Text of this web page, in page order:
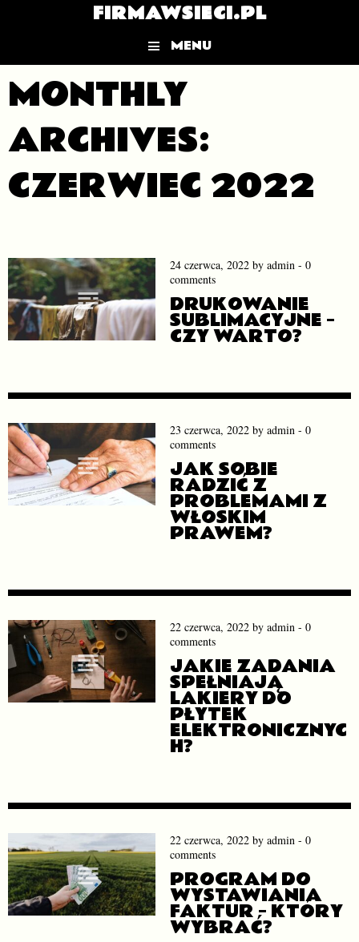
FIRMAWSIECI.PL
MENU
Skip to content
MONTHLY
ARCHIVES:
CZERWIEC 2022
24 czerwca, 2022by admin - 0
comments
DRUKOWANIE
SUBLIMACYJNE –
CZY WARTO?
23 czerwca, 2022by admin - 0
comments
JAK SOBIE
RADZIĆ Z
PROBLEMAMI Z
WŁOSKIM
PRAWEM?
22 czerwca, 2022by admin - 0
comments
JAKIE ZADANIA
SPEŁNIAJĄ
LAKIERY DO
PŁYTEK
ELEKTRONICZNYC
H?
22 czerwca, 2022by admin - 0
comments
PROGRAM DO
WYSTAWIANIA
FAKTUR – KTÓRY
WYBRAĆ?